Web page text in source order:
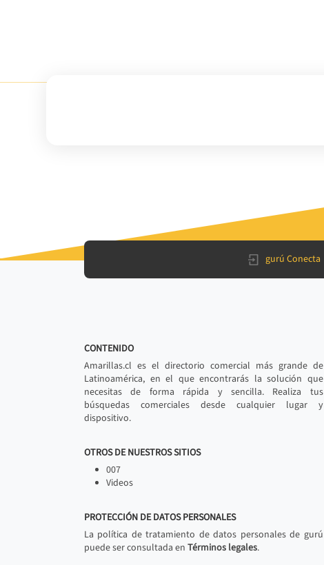
gurú Conecta
CONTENIDO
Amarillas.cl es el directorio comercial más grande de
Latinoamérica, en el que encontrarás la solución que
necesitas de forma rápida y sencilla. Realiza tus
búsquedas comerciales desde cualquier lugar y
dispositivo.
OTROS DE NUESTROS SITIOS
007
Videos
PROTECCIÓN DE DATOS PERSONALES
La política de tratamiento de datos personales de gurú
puede ser consultada en Términos legales.